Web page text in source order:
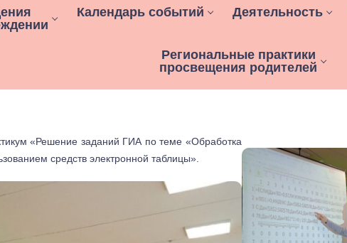
Календарь событий Деятельность
Региональные практики
просвещения родителей
«Решение заданий ГИА по теме «Обработка
средств электронной таблицы».